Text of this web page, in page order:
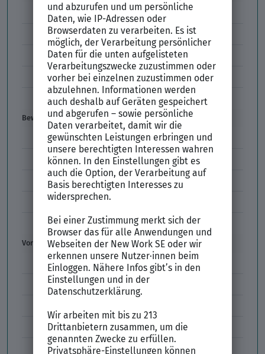
Arbeitsvertrag
Codes im Arbeitszeugnis
Kündigung
Einstiegsgehalt
Gehaltswunsch
Bewerbung
E-Mail-Bewerbung
Anlagen und Zeugnisse
Initiativbewerbung
Interne Bewerbung
Empfehlungsschreiben
Vorstellungsgespräch
Vorstellungsgespräch Fragen
Schwächen im Vorstellungsgespräch
Vorbereitung Vorstellungsgespräch
Vorstellungsgespräch per Skype